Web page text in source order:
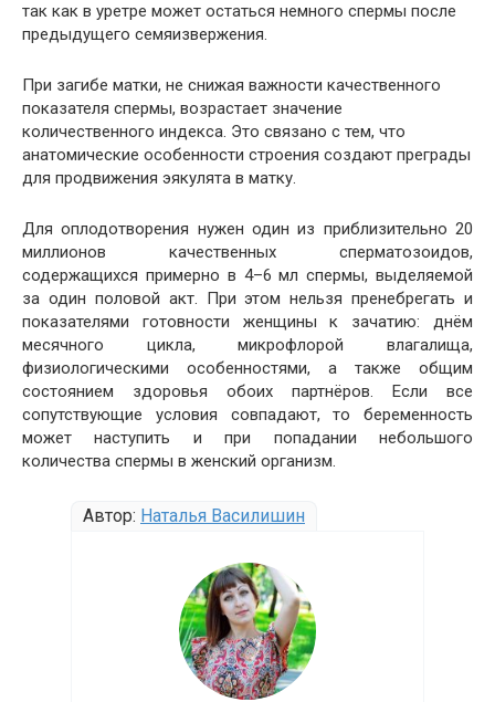
так как в уретре может остаться немного спермы после
предыдущего семяизвержения.
При загибе матки, не снижая важности качественного
показателя спермы, возрастает значение
количественного индекса. Это связано с тем, что
анатомические особенности строения создают преграды
для продвижения эякулята в матку.
Для оплодотворения нужен один из приблизительно 20
миллионов качественных сперматозоидов,
содержащихся примерно в 4–6 мл спермы, выделяемой
за один половой акт. При этом нельзя пренебрегать и
показателями готовности женщины к зачатию: днём
месячного цикла, микрофлорой влагалища,
физиологическими особенностями, а также общим
состоянием здоровья обоих партнёров. Если все
сопутствующие условия совпадают, то беременность
может наступить и при попадании небольшого
количества спермы в женский организм.
Автор: Наталья Василишин